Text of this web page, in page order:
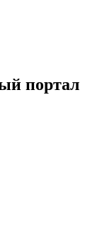
портал